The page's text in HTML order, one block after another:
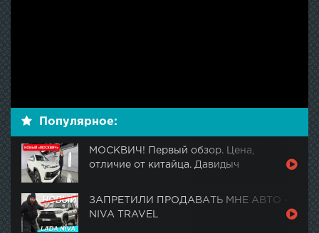
Популярное:
МОСКВИЧ! Первый обзор. Цена,
отличие от китайца. Давидыч
ЗАПРЕТИЛИ ПРОДАВАТЬ МНЕ АВТО -
NIVA TRAVEL